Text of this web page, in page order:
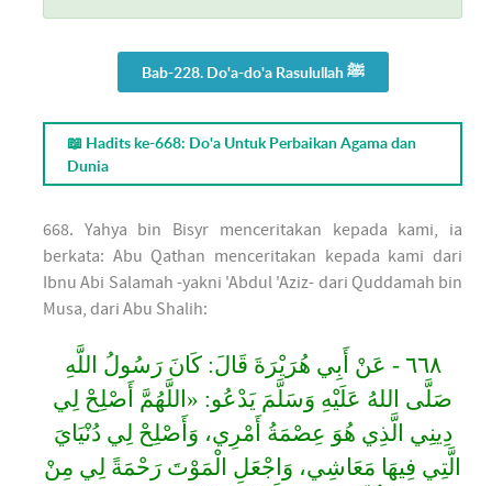
Bab-228. Do'a-do'a Rasulullah ﷺ
📖 Hadits ke-668: Do'a Untuk Perbaikan Agama dan
Dunia
668. Yahya bin Bisyr menceritakan kepada kami, ia
berkata: Abu Qathan menceritakan kepada kami dari
Ibnu Abi Salamah -yakni 'Abdul 'Aziz- dari Quddamah bin
Musa, dari Abu Shalih:
٦٦٨ - عَنْ أَبِي هُرَيْرَةَ قَالَ: كَانَ رَسُولُ اللَّهِ
صَلَّى اللهُ عَلَيْهِ وَسَلَّمَ يَدْعُو: «اللَّهُمَّ أَصْلِحْ لِي
دِينِي الَّذِي هُوَ عِصْمَةُ أَمْرِي، وَأَصْلِحْ لِي دُنْيَايَ
الَّتِي فِيهَا مَعَاشِي، وَاجْعَلِ الْمَوْتَ رَحْمَةً لِي مِنْ